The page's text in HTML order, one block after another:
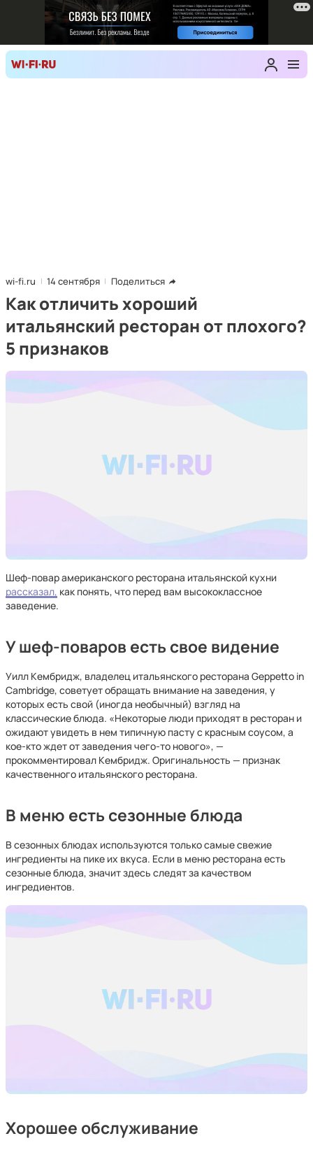
wi-fi.ru 14 сентября Поделиться
Как отличить хороший
итальянский ресторан от плохого?
5 признаков
Шеф-повар американского ресторана итальянской кухни
рассказал, как понять, что перед вам высококлассное
заведение.
У шеф-поваров есть свое видение
Уилл Кембридж, владелец итальянского ресторана Geppetto in
Cambridge, советует обращать внимание на заведения, у
которых есть свой (иногда необычный) взгляд на
классические блюда. «Некоторые люди приходят в ресторан и
ожидают увидеть в нем типичную пасту с красным соусом, а
кое-кто ждет от заведения чего-то нового», —
прокомментировал Кембридж. Оригинальность — признак
качественного итальянского ресторана.
В меню есть сезонные блюда
В сезонных блюдах используются только самые свежие
ингредиенты на пике их вкуса. Если в меню ресторана есть
сезонные блюда, значит здесь следят за качеством
ингредиентов.
Хорошее обслуживание